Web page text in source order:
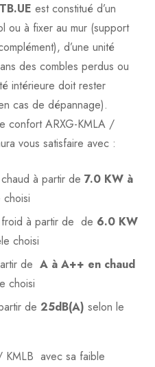
est constitué d’un
ou à fixer au mur (support
d’une unité
des combles perdus ou
intérieure doit rester
cas de dépannage).
confort ARXG-KMLA /
vous satisfaire avec :
à partir de 7.0 KW à
choisi
froid à partir de de 6.0 KW
choisi
de A à A++ en chaud
choisi
de 25dB(A) selon le
KMLB avec sa faible